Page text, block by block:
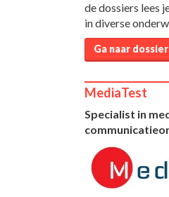
de dossiers lees
in diverse
Ga naar
MediaTest
Specialist in